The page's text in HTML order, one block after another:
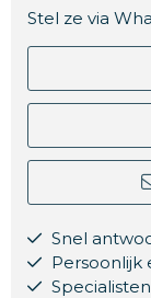
Stel ze via
Snel
Persoonlijk